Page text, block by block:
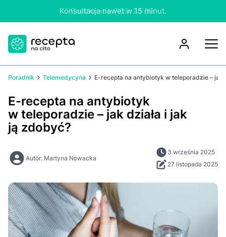
Konsultacja nawet w 15 minut.
Poradnik Telemedycyna E-recepta na antybiotyk w teleporadzie – jak
E-recepta na antybiotyk
w teleporadzie – jak działa i jak
ją zdobyć?
Autor: Martyna Nowacka
3 września 2025
27 listopada 2025